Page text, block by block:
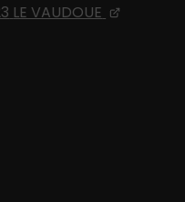
LE VAUDOUE